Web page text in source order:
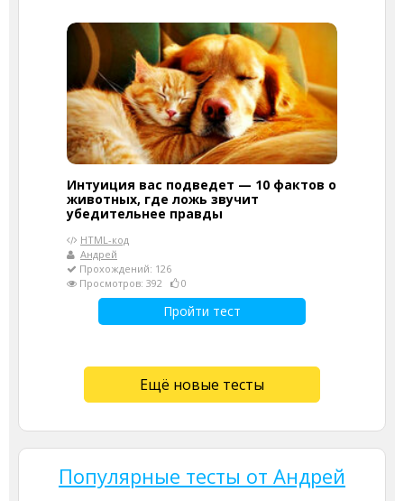
Интуиция вас подведет — 10 фактов о
животных, где ложь звучит
убедительнее правды
HTML-код
Андрей
Прохождений: 126
Просмотров: 392
0
Пройти тест
Ещё новые тесты
Популярные тесты от Андрей